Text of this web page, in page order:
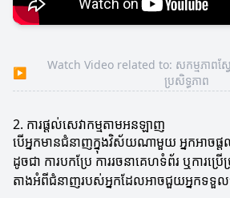
▶
Watch Video related to: សកម្មភាពស្វ
ប្រសិទ្ធភាព
2. ការផ្តល់សេវាកម្មតាមអនឡាញ
បើអ្នកមានជំនាញក្នុងវិស័យណាមួយ អ្នកអាចផ្
ដូចជា ការបកប្រែ ការរចនាគេហទំព័រ ឬការប្
តាងអំពីជំនាញរបស់អ្នកដែលអាចជួយអ្នកទទួ